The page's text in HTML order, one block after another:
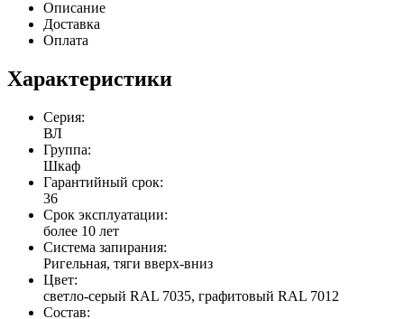
Описание
Доставка
Оплата
Характеристики
Серия:
ВЛ
Группа:
Шкаф
Гарантийный срок:
36
Срок эксплуатации:
более 10 лет
Система запирания:
Ригельная, тяги вверх-вниз
Цвет:
светло-серый RAL 7035, графитовый RAL 7012
Состав: